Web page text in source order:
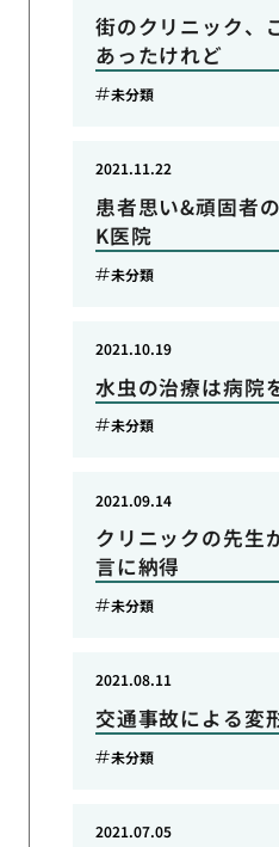
街のクリニック、
あったけれど
未分類
患者思い&頑固者
K医院
2021.11.22
未分類
水虫の治療は病院
2021.10.19
未分類
クリニックの先生
言に納得
2021.09.14
未分類
交通事故による変
2021.08.11
未分類
2021.07.05